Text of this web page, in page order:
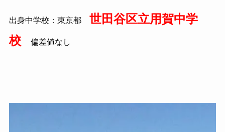
出身中学校：東京都 世田谷区立用賀中学
校
偏差値なし